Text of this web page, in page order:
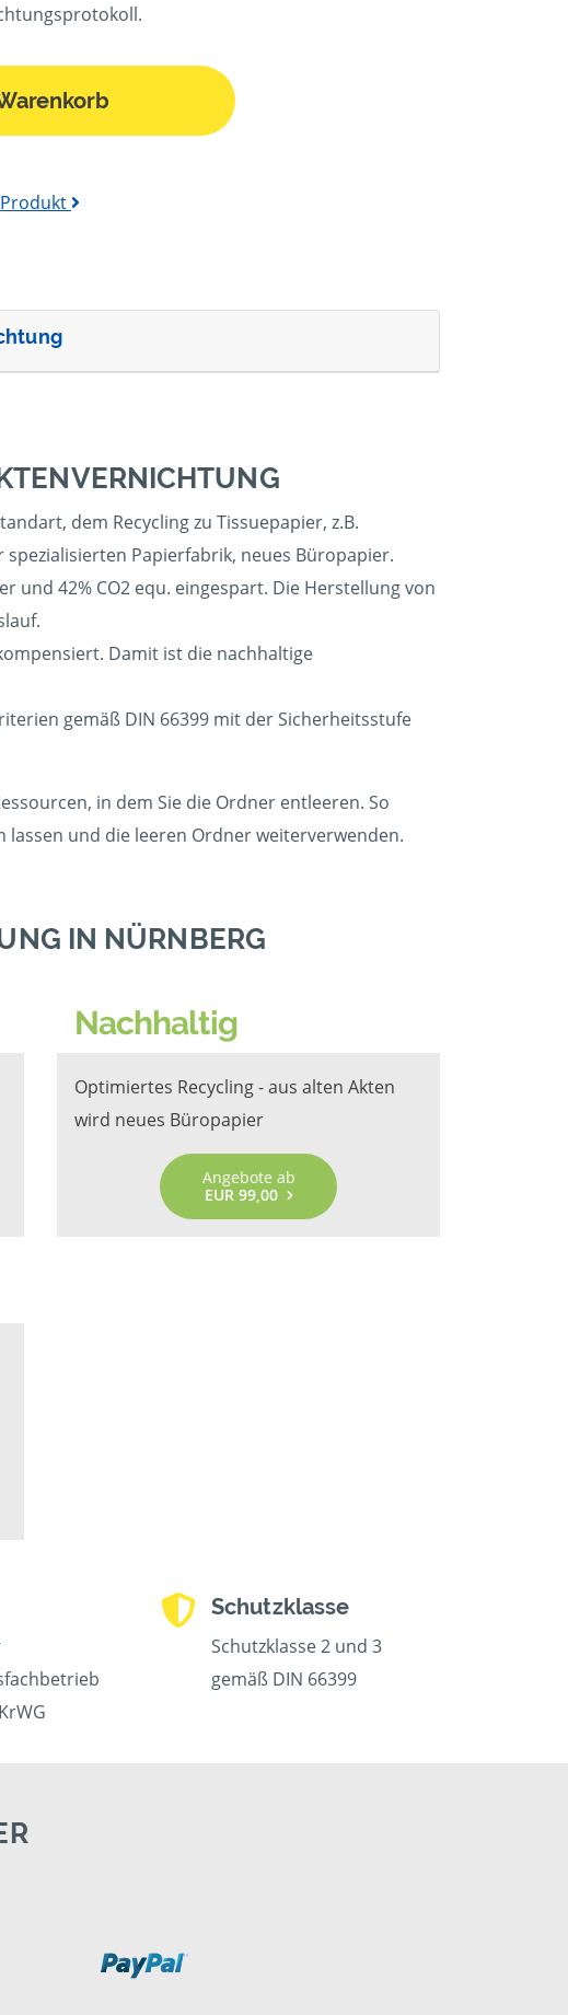
dem Recycling zu Tissuepapier, z.B.
Papierfabrik, neues Büropapier.
und 42% CO2 equ. eingespart. Die Herstellung von
Damit ist die nachhaltige
gemäß DIN 66399 mit der Sicherheitsstufe
in dem Sie die Ordner entleeren. So
und die leeren Ordner weiterverwenden.
IN NÜRNBERG
Nachhaltig
Optimiertes Recycling - aus alten Akten
wird neues Büropapier
Angebote ab
EUR 99,00
Schutzklasse
Schutzklasse 2 und 3
gemäß DIN 66399